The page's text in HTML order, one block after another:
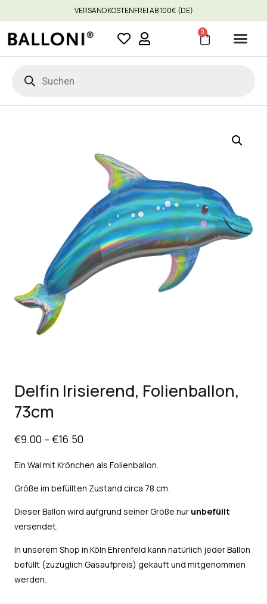
VERSANDKOSTENFREI AB 100€ (DE)
0
Delfin Irisierend, Folienballon,
73cm
€9.00 – €16.50
Ein Wal mit Krönchen als Folienballon.
Größe im befüllten Zustand circa 78 cm.
Dieser Ballon wird aufgrund seiner Größe nur unbefüllt
versendet.
In unserem Shop in Köln Ehrenfeld kann natürlich jeder Ballon
befüllt (zuzüglich Gasaufpreis) gekauft und mitgenommen
werden.